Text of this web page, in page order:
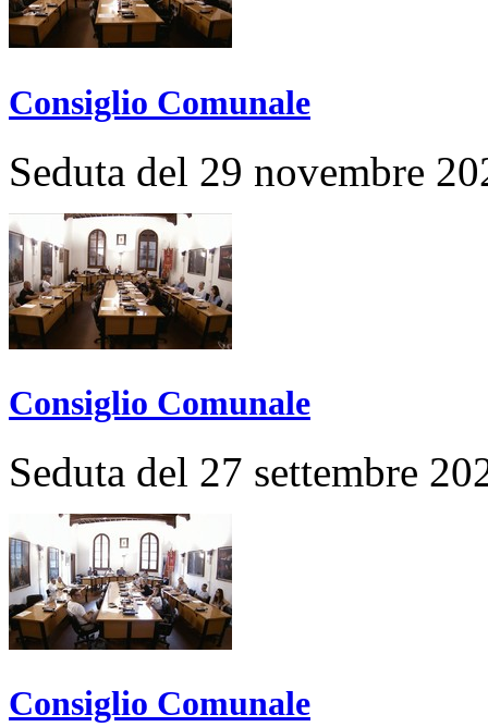
Consiglio Comunale
Seduta del 29 novembre
Consiglio Comunale
Seduta del 27 settembre
Consiglio Comunale